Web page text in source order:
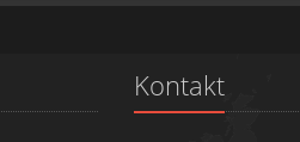
Kontakt